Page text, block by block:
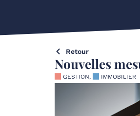
Retour
Nouvelles
GESTION, IMMOBILIER